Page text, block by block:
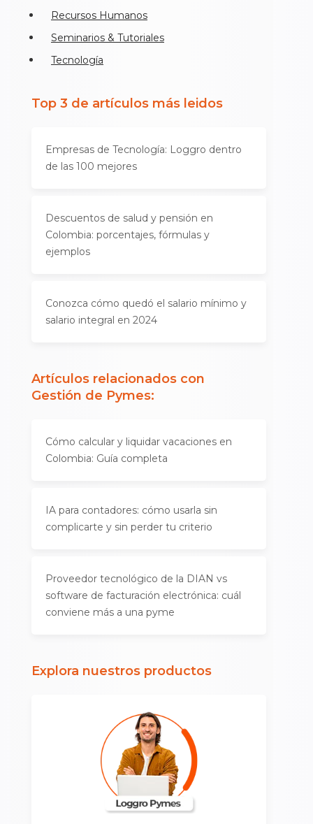
Recursos Humanos
Seminarios & Tutoriales
Tecnología
Top 3 de artículos más leidos
Empresas de Tecnología: Loggro dentro
de las 100 mejores
Descuentos de salud y pensión en
Colombia: porcentajes, fórmulas y
ejemplos
Conozca cómo quedó el salario mínimo y
salario integral en 2024
Artículos relacionados con
Gestión de Pymes:
Cómo calcular y liquidar vacaciones en
Colombia: Guía completa
IA para contadores: cómo usarla sin
complicarte y sin perder tu criterio
Proveedor tecnológico de la DIAN vs
software de facturación electrónica: cuál
conviene más a una pyme
Explora nuestros productos